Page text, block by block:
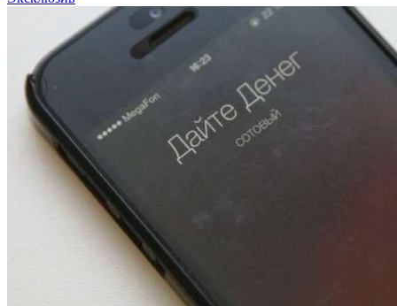
Волгоградские вузы в топе зарплатного
рейтинга: ВолгГТУ и ВолгГМУ вошли в топ‑15
для химической отрасли и фармацевтики
18:39
В Красноармейском районе Волгограда стартует
конкурс на ремонт моста через Волго‑Донской
судоходный канал
Фестиваль #ТриЧетыре в Волгограде пройдёт
11–13 сентября в рамках Года единства народов